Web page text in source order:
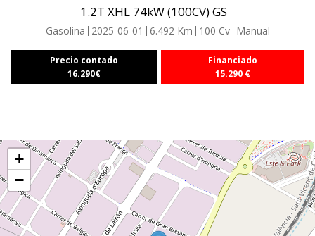
1.2T XHL 74kW (100CV) GS
Gasolina 2025-06-01 6.492 Km 100 Cv Manual
Precio contado
16.290€
Financiado
15.290 €
+
−